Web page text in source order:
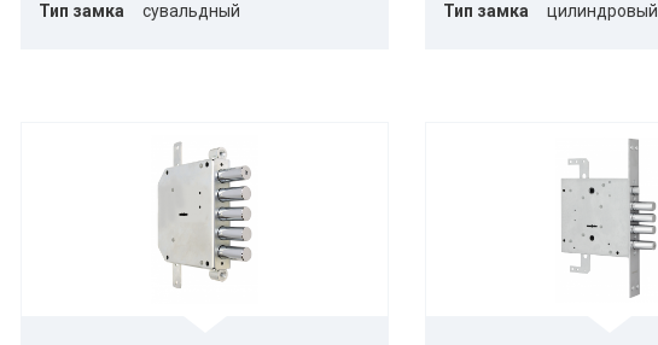
Тип замка
сувальдный
Тип замка
цилиндровый